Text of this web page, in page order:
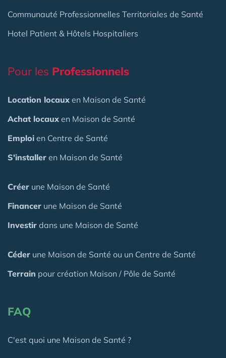
Communauté Professionnelles Territoriales de Santé
Hotel Patient & Hôtels Hospitaliers
Pour les Professionnels
Location locaux en Maison de Santé
Achat locaux en Maison de Santé
Emploi en Centre de Santé
S'installer en Maison de Santé
Créer une Maison de Santé
Financer une Maison de Santé
Investir dans une Maison de Santé
Céder une Maison de Santé ou un Centre de Santé
Terrain pour création Maison / Pôle de Santé
FAQ
C'est quoi une Maison de Santé ?